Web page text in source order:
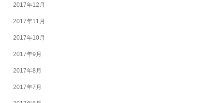
2017年12月
2017年11月
2017年10月
2017年9月
2017年8月
2017年7月